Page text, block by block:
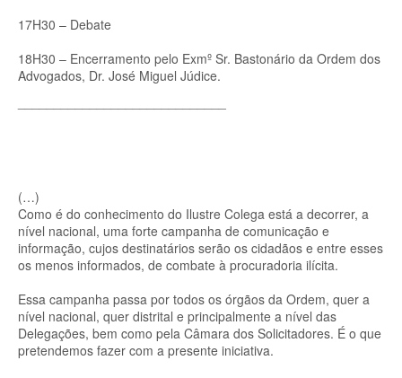
17H30 – Debate
18H30 – Encerramento pelo Exmº Sr. Bastonário da Ordem dos
Advogados, Dr. José Miguel Júdice.
(…)
Como é do conhecimento do Ilustre Colega está a decorrer, a
nível nacional, uma forte campanha de comunicação e
informação, cujos destinatários serão os cidadãos e entre esses
os menos informados, de combate à procuradoria ilícita.
Essa campanha passa por todos os órgãos da Ordem, quer a
nível nacional, quer distrital e principalmente a nível das
Delegações, bem como pela Câmara dos Solicitadores. É o que
pretendemos fazer com a presente iniciativa.